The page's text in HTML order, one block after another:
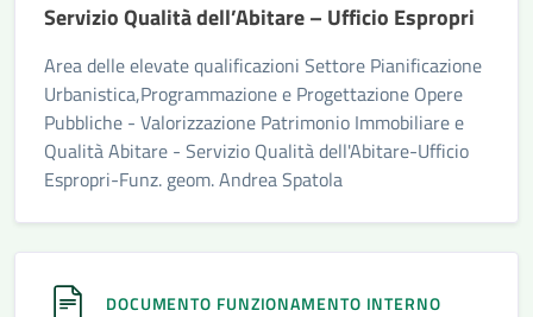
Servizio Qualità dell’Abitare – Ufficio Espropri
Area delle elevate qualificazioni Settore Pianificazione
Urbanistica,Programmazione e Progettazione Opere
Pubbliche - Valorizzazione Patrimonio Immobiliare e
Qualità Abitare - Servizio Qualità dell'Abitare-Ufficio
Espropri-Funz. geom. Andrea Spatola
DOCUMENTO FUNZIONAMENTO INTERNO